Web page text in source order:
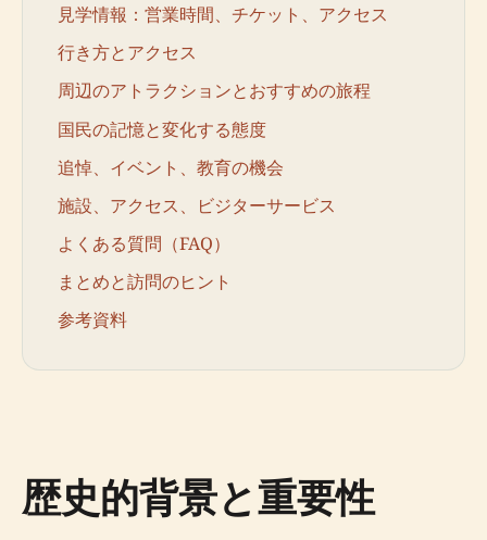
見学情報：営業時間、チケット、アクセス
行き方とアクセス
周辺のアトラクションとおすすめの旅程
国民の記憶と変化する態度
追悼、イベント、教育の機会
施設、アクセス、ビジターサービス
よくある質問（FAQ）
まとめと訪問のヒント
参考資料
歴史的背景と重要性